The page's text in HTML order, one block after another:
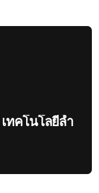
ทคโนโลยีล้ำ